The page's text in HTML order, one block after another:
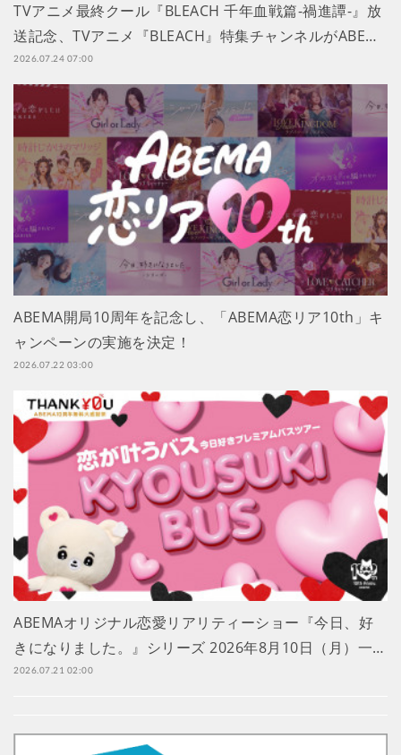
TVアニメ最終クール『BLEACH 千年血戦篇-禍進譚-』放
送記念、TVアニメ『BLEACH』特集チャンネルがABE…
2026.07.24 07:00
ABEMA開局10周年を記念し、「ABEMA恋リア10th」キ
ャンペーンの実施を決定！
2026.07.22 03:00
ABEMAオリジナル恋愛リアリティーショー『今日、好
きになりました。』シリーズ 2026年8月10日（月）一…
2026.07.21 02:00